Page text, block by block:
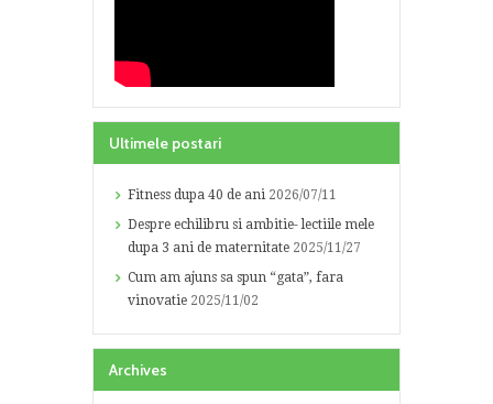
Ultimele postari
Fitness dupa 40 de ani 2026/07/11
Despre echilibru si ambitie- lectiile mele
dupa 3 ani de maternitate 2025/11/27
Cum am ajuns sa spun “gata”, fara
vinovatie 2025/11/02
Archives